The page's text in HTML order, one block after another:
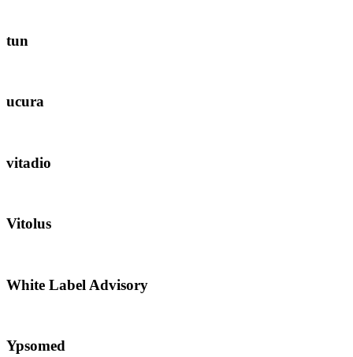
tun
ucura
vitadio
Vitolus
White Label Advisory
Ypsomed